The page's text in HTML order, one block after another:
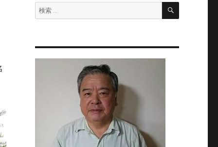
検
索:
検